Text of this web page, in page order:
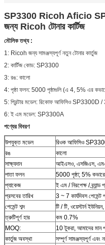
SP3300 Ricoh Aficio
জন্য Ricoh টোনার কার্টিজ
মৌলিক তথ্য :
1: Ricoh জন্য সামঞ্জস্যপূর্ণ নতুন টোনার কার্তুজ
2: কার্টিজ কোড: SP3300
3: রঙ: কালো
4: পৃষ্ঠা ফলন: 5000 পৃষ্ঠাগুলি (এ 4, 5% এর
5: প্রিন্টার মডেল: রিকোফ আফিসিও
6: ই এম মডেল: SP3300A
পণ্যের বিবরণ
উপযুক্ত মডেল
রিওক আফিসিও
রঙ
কালো
সাক্ষ্যদান
আইএসও, এসজিএস,
পাতা ফলন
5000 পৃষ্ঠা; 5%
প্যাকেজ
ই এম / নিরপেক্ষ / ব্র্যান্ড
প্রসবের তারিখ
3 ~ 7 কার্যদিবস পেমেন্ট
পেমেন্ট শব্দ
টি / টি, ওয়েস্টার্ন
ত্রুটিপূর্ণ হার
কম 0.7%
MOQ:
10 টুকরা, আমাদের মান
কার্তুজ অবস্থা
সম্পূর্ণ সামঞ্জস্যপূর্ণ এবং